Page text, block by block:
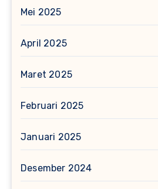
Mei 2025
April 2025
Maret 2025
Februari 2025
Januari 2025
Desember 2024